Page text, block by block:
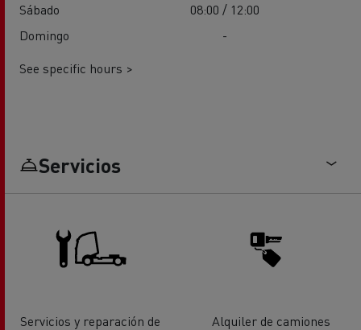
Sábado
08:00 / 12:00
Domingo
-
See specific hours >
Servicios
Servicios y reparación de
Alquiler de camiones